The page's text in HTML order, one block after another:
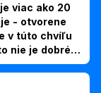
viac ako 20
- otvorene
v túto chvíľu
nie je dobré,